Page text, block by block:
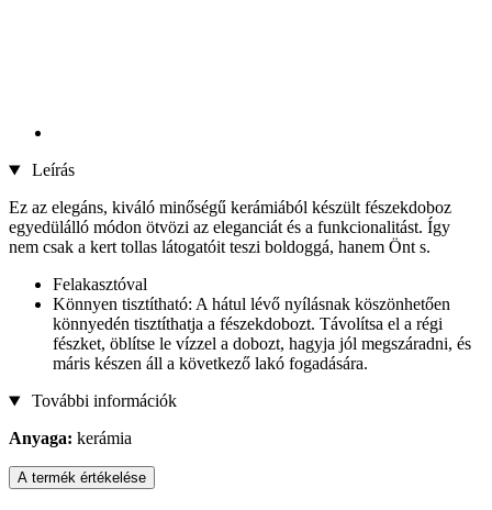
Leírás
Ez az elegáns, kiváló minőségű kerámiából készült fészekdoboz
egyedülálló módon ötvözi az eleganciát és a funkcionalitást. Így
nem csak a kert tollas látogatóit teszi boldoggá, hanem Önt s.
Felakasztóval
Könnyen tisztítható: A hátul lévő nyílásnak köszönhetően
könnyedén tisztíthatja a fészekdobozt. Távolítsa el a régi
fészket, öblítse le vízzel a dobozt, hagyja jól megszáradni, és
máris készen áll a következő lakó fogadására.
További információk
Anyaga: kerámia
A termék értékelése